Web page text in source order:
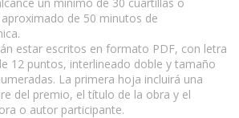
de 50 minutos de
estar escritos en formato PDF, con letra
12 puntos, interlineado doble y tamaño
La primera hoja incluirá una
del premio, el título de la obra y el
o autor participante.